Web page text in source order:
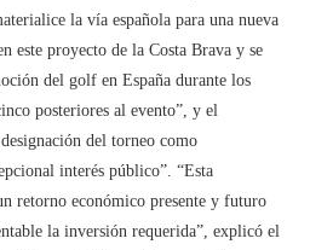
la vía española para una nueva
este proyecto de la Costa Brava y se
del golf en España durante los
posteriores al evento”, y el
del torneo como
interés público”. “Esta
retorno económico presente y futuro
la inversión requerida”, explicó el